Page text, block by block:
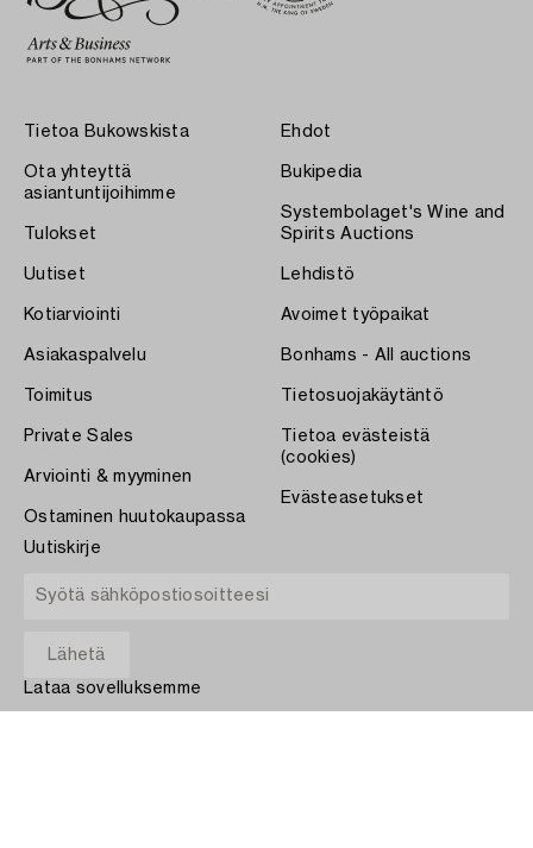
Tietoa Bukowskista
Ota yhteyttä
asiantuntijoihimme
Tulokset
Uutiset
Kotiarviointi
Asiakaspalvelu
Toimitus
Private Sales
Arviointi & myyminen
Ostaminen huutokaupassa
Ehdot
Bukipedia
Systembolaget's Wine and
Spirits Auctions
Lehdistö
Avoimet työpaikat
Bonhams - All auctions
Tietosuojakäytäntö
Tietoa evästeistä
(cookies)
Evästeasetukset
Uutiskirje
Lataa sovelluksemme